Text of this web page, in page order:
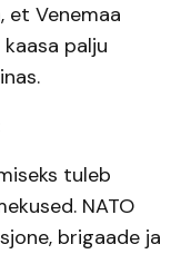
et Venemaa
palju
tuleb
NATO
brigaade ja